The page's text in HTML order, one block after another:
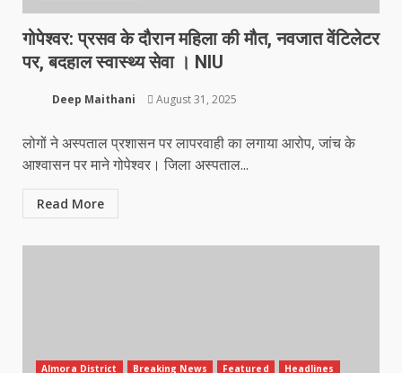
गोपेश्वर: प्रसव के दौरान महिला की मौत, नवजात वेंटिलेटर
पर, बदहाल स्वास्थ्य सेवा । NIU
Deep Maithani August 31, 2025
लोगों ने अस्पताल प्रशासन पर लापरवाही का लगाया आरोप, जांच के
आश्वासन पर माने गोपेश्वर। जिला अस्पताल...
Read More
Almora District Breaking News Featured
Headlines